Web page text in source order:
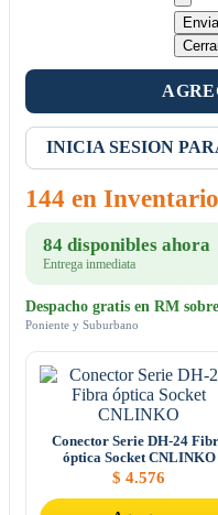
INICIA SESION
144 en Inventario
84 disponibles ahora
Entrega inmediata
Despacho gratis en RM
Poniente y Suburbano
Conector Serie DH-24
óptica Socket CNLINKO
$ 4.576